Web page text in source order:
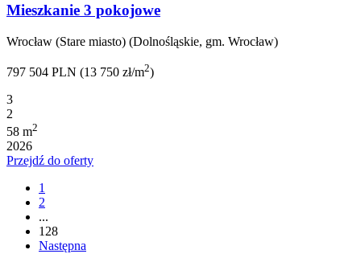
Mieszkanie 3 pokojowe
Wrocław (Stare miasto) (Dolnośląskie, gm. Wrocław)
797 504 PLN (13 750 zł/m2)
3
2
58 m2
2026
Przejdź do oferty
1
2
...
128
Następna